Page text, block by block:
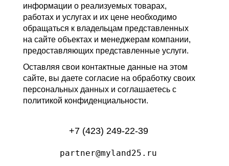
информации о реализуемых товарах,
работах и услугах и их цене необходимо
обращаться к владельцам представленных
на сайте объектах и менеджерам компании,
предоставляющих представленные услуги.
Оставляя свои контактные данные на этом
сайте, вы даете согласие на обработку своих
персональных данных и соглашаетесь с
политикой конфиденциальности.
+7 (423) 249-22-39
partner@myland25.ru